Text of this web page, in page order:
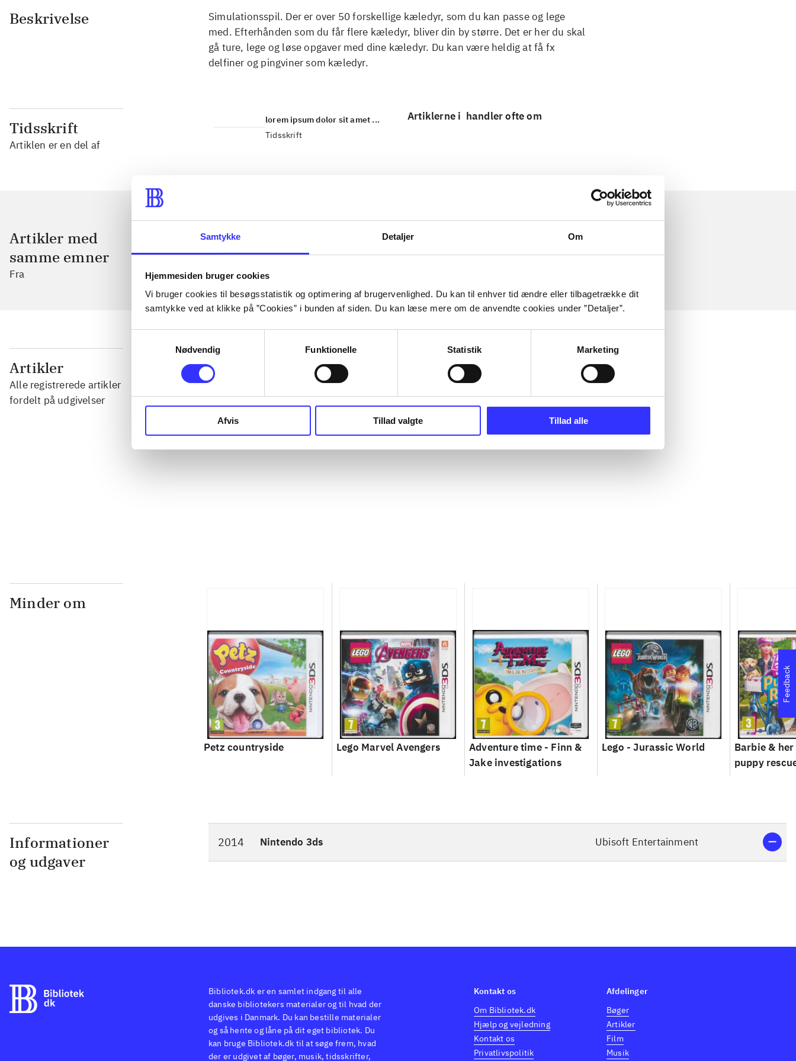
Samtykke Detaljer Om
Hjemmesiden bruger cookies
Vi bruger cookies til besøgsstatistik og optimering af brugervenlighed. Du kan til enhver tid ændre eller tilbagetrække dit
samtykke ved at klikke på ”Cookies” i bunden af siden. Du kan læse mere om de anvendte cookies under ”Detaljer”.
Nødvendig
Funktionelle Statistik Marketing
Afvis Tillad valgte Tillad alle
Beskrivelse
Simulationsspil. Der er over 50 forskellige kæledyr, som du kan passe og lege
med. Efterhånden som du får flere kæledyr, bliver din by større. Det er her du skal
gå ture, lege og løse opgaver med dine kæledyr. Du kan være heldig at få fx
delfiner og pingviner som kæledyr.
Tidsskrift
Artiklen er en del af
lorem ipsum dolor sit amet ...
Tidsskrift
Artiklerne i handler ofte om
Artikler med
samme emner
Fra
Artikler
Alle registrerede artikler
fordelt på udgivelser
...
...
Minder om
Petz countryside Lego Marvel Avengers
Adventure time - Finn &
Jake investigations
Lego - Jurassic World
Barbie &
puppy
Informationer
og udgaver
2014 Nintendo 3ds Ubisoft Entertainment
Feedback
Bibliotek.dk er en samlet indgang til alle
danske bibliotekers materialer og til hvad der
udgives i Danmark. Du kan bestille materialer
og så hente og låne på dit eget bibliotek. Du
kan bruge Bibliotek.dk til at søge frem, hvad
der er udgivet af bøger, musik, tidsskrifter,
Kontakt os
Om Bibliotek.dk
Hjælp og vejledning
Kontakt os
Privatlivspolitik
Afdelinger
Bøger
Artikler
Film
Musik